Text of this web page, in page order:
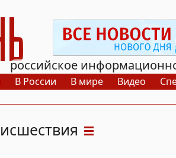
российское
В России В мире Видео